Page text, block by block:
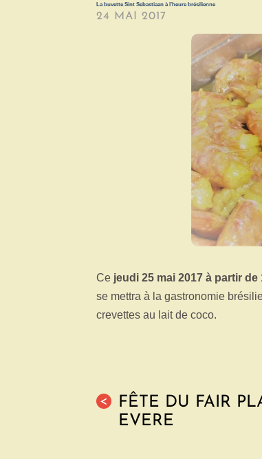
La buvette Sint Sebastiaan à l’heure brésilienne
24 MAI 2017
Ce jeudi 25 mai 2017 à partir de
se mettra à la gastronomie
crevettes au lait de coco.
<
FÊTE DU FAIR
EVERE